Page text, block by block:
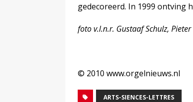
gedecoreerd. In 1999 ontving
foto v.l.n.r. Gustaaf Schulz,
© 2010 www.orgelnieuws.nl
ARTS-SIENCES-LETTRES